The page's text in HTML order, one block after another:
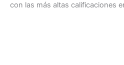
con las más altas calificaciones